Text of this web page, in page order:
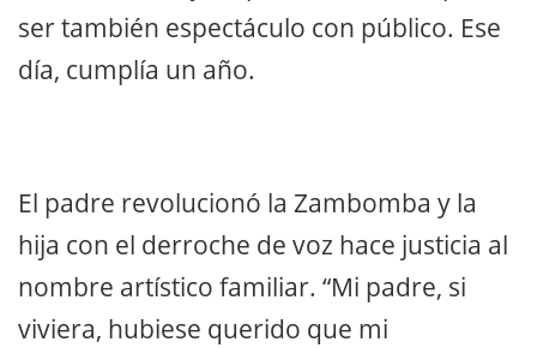
ser también espectáculo con público. Ese
día, cumplía un año.
El padre revolucionó la Zambomba y la
hija con el derroche de voz hace justicia al
nombre artístico familiar. “Mi padre, si
viviera, hubiese querido que mi